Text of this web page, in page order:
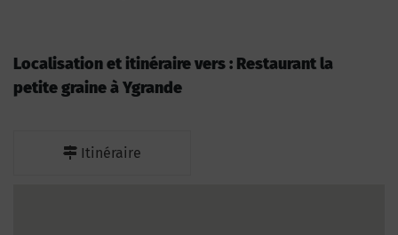
Localisation et itinéraire vers : Restaurant la
petite graine à Ygrande
Itinéraire